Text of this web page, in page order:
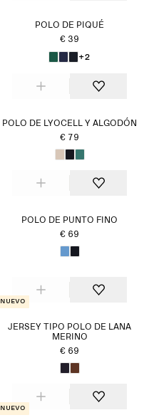
POLO DE PIQUÉ
€ 39
+2
POLO DE LYOCELL Y ALGODÓN
€ 79
POLO DE PUNTO FINO
€ 69
Nuevo
JERSEY TIPO POLO DE LANA
MERINO
€ 69
Nuevo